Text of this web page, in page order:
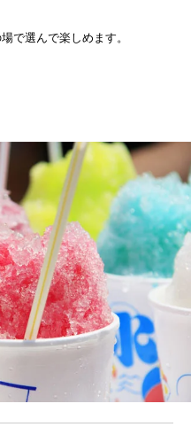
で選んで楽しめます。